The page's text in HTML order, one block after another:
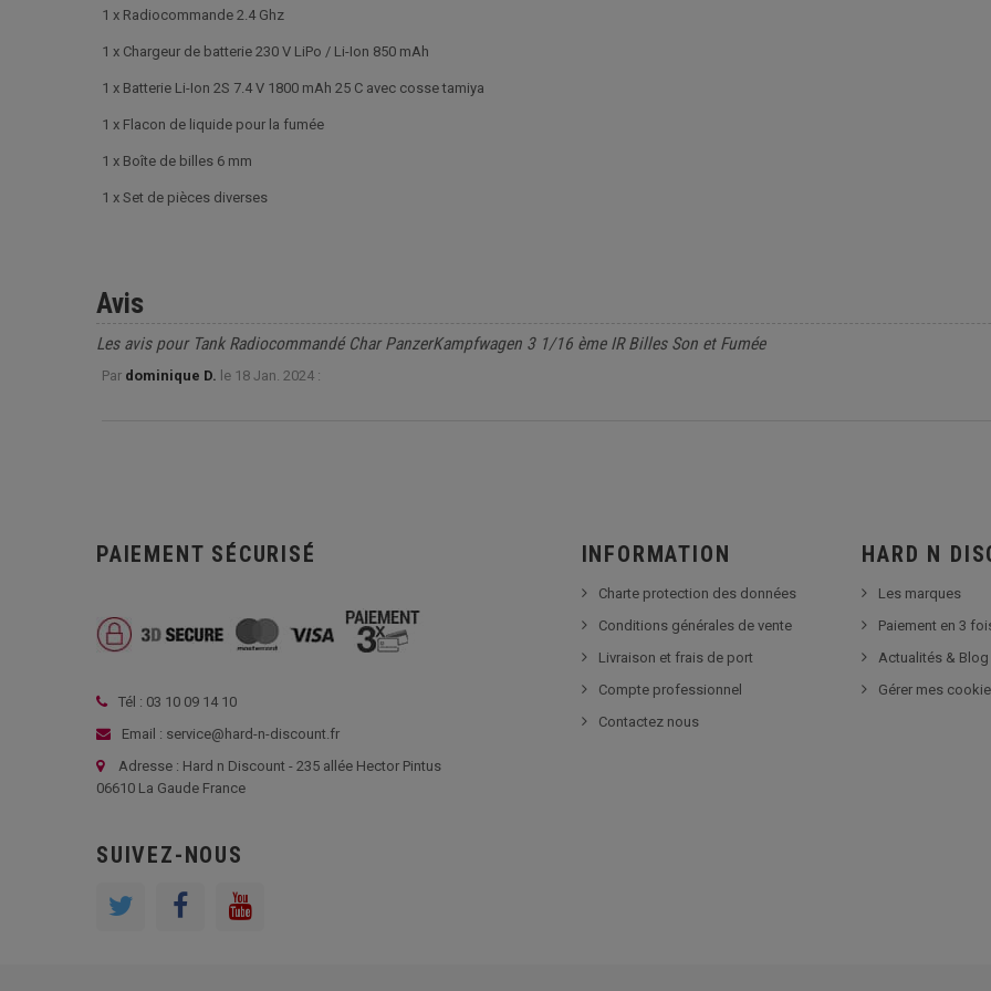
1 x Radiocommande 2.4 Ghz
1 x Chargeur de batterie 230 V LiPo / Li-Ion 850 mAh
1 x Batterie Li-Ion 2S 7.4 V 1800 mAh 25 C avec cosse tamiya
1 x Flacon de liquide pour la fumée
1 x Boîte de billes 6 mm
1 x Set de pièces diverses
Avis
Les avis pour Tank Radiocommandé Char PanzerKampfwagen 3 1/16 ème IR Billes Son et Fumée
Par dominique D. le 18 Jan. 2024 :
PAIEMENT SÉCURISÉ
Tél : 03 10 09 14 10
Email : service@hard-n-discount.fr
Adresse : Hard n Discount - 235 allée Hector Pintus
06610 La Gaude France
SUIVEZ-NOUS
INFORMATION
Charte protection des données
Conditions générales de vente
Livraison et frais de port
Compte professionnel
Contactez nous
HARD N
Les marques
Paiement en 3
Actualités & Blog
Gérer mes